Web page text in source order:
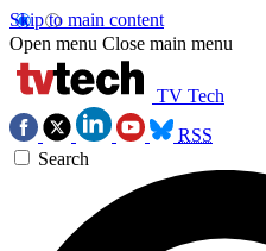
Skip to main content
Open menu Close main menu
TV Tech
RSS
Search